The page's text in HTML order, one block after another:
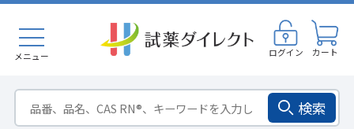
メニュー ログイン カート
検索